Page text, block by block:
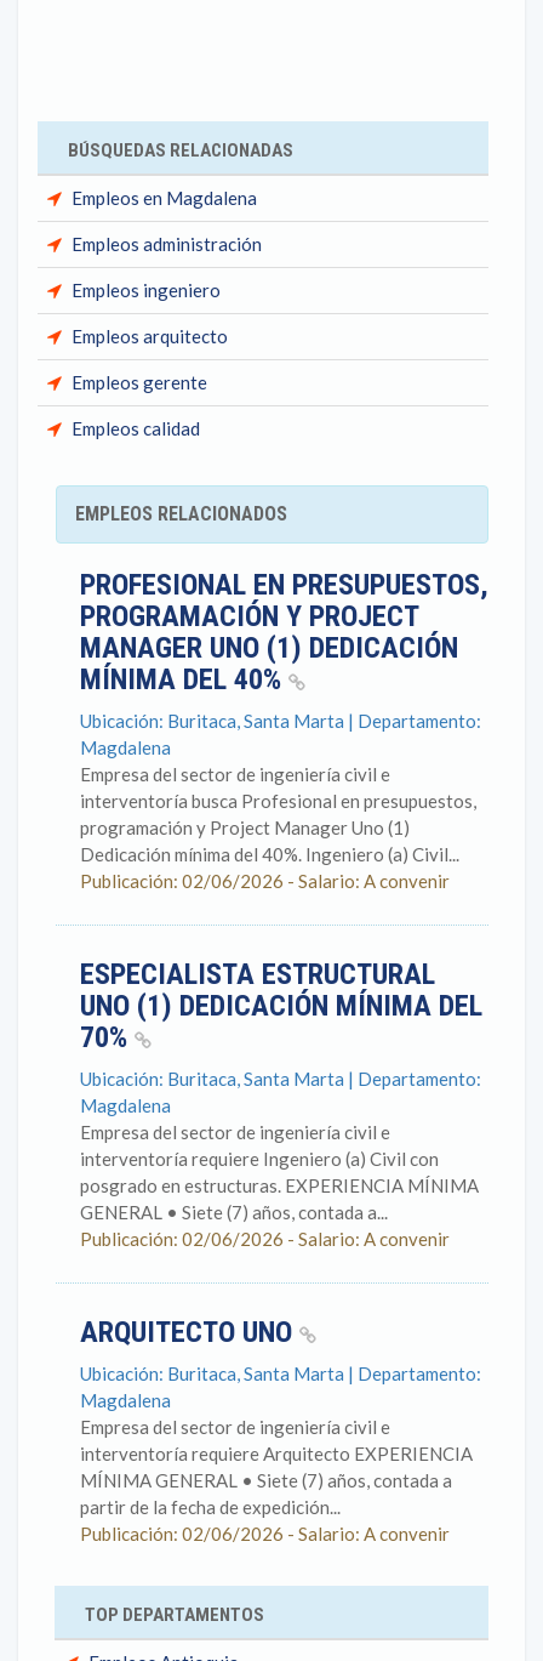
BÚSQUEDAS RELACIONADAS
Empleos en Magdalena
Empleos administración
Empleos ingeniero
Empleos arquitecto
Empleos gerente
Empleos calidad
EMPLEOS RELACIONADOS
PROFESIONAL EN PRESUPUESTOS,
PROGRAMACIÓN Y PROJECT
MANAGER UNO (1) DEDICACIÓN
MÍNIMA DEL 40%
Ubicación: Buritaca, Santa Marta | Departamento:
Magdalena
Empresa del sector de ingeniería civil e
interventoría busca Profesional en presupuestos,
programación y Project Manager Uno (1)
Dedicación mínima del 40%. Ingeniero (a) Civil...
Publicación: 02/06/2026 - Salario: A convenir
ESPECIALISTA ESTRUCTURAL
UNO (1) DEDICACIÓN MÍNIMA DEL
70%
Ubicación: Buritaca, Santa Marta | Departamento:
Magdalena
Empresa del sector de ingeniería civil e
interventoría requiere Ingeniero (a) Civil con
posgrado en estructuras. EXPERIENCIA MÍNIMA
GENERAL • Siete (7) años, contada a...
Publicación: 02/06/2026 - Salario: A convenir
ARQUITECTO UNO
Ubicación: Buritaca, Santa Marta | Departamento:
Magdalena
Empresa del sector de ingeniería civil e
interventoría requiere Arquitecto EXPERIENCIA
MÍNIMA GENERAL • Siete (7) años, contada a
partir de la fecha de expedición...
Publicación: 02/06/2026 - Salario: A convenir
TOP DEPARTAMENTOS